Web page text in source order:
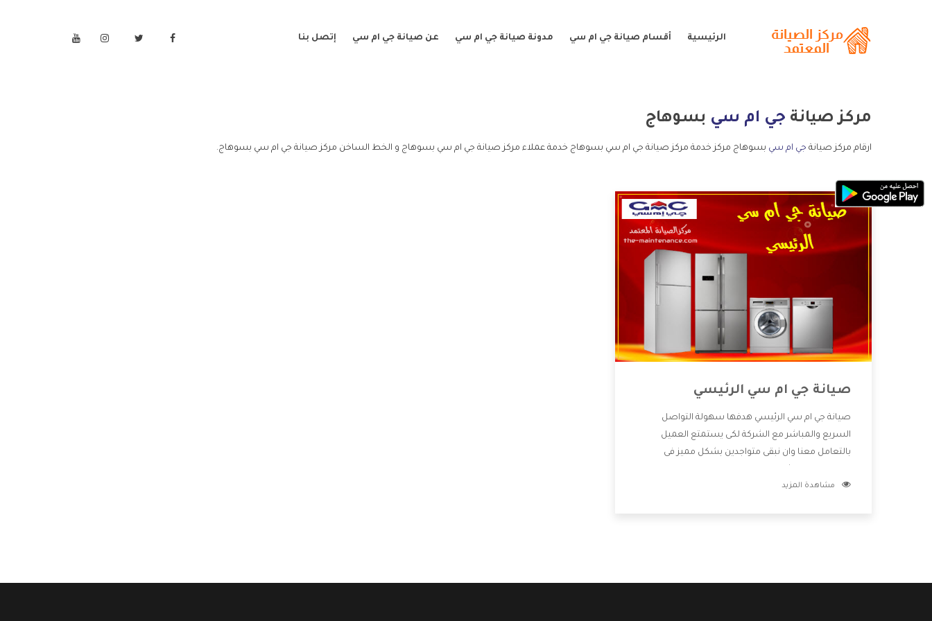
الرئيسية أقسام صيانة جي ام سي مدونة صيانة جي ام سي عن صيانة جي ام سي إتصل بنا
مركز صيانة جي ام سي بسوهاج
ارقام مركز صيانة جي ام سي بسوهاج مركز خدمة مركز صيانة جي ام سي بسوهاج خدمة عملاء مركز صيانة جي ام سي بسوهاج و الخط الساخن مركز صيانة جي ام سي بسوهاج.
صيانة جي ام سي الرئيسي
صيانة جي ام سي الرئيسي هدفها سهولة التواصل
السريع والمباشر مع الشركة لكى يستمتع العميل
بالتعامل معنا وان نبقى متواجدين بشكل مميز فى
للعميل وان يستمتع بالخدمات التى تنفرد الشركة بها
مشاهدة المزيد